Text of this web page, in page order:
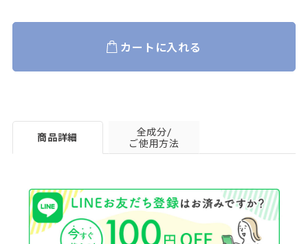
カートに入れる
商品詳細
全成分/
ご使用方法